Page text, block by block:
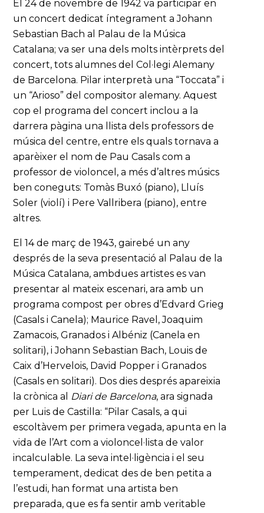
El 24 de novembre de 1942 va participar en
un concert dedicat íntegrament a Johann
Sebastian Bach al Palau de la Música
Catalana; va ser una dels molts intèrprets del
concert, tots alumnes del Col·legi Alemany
de Barcelona. Pilar interpretà una “Toccata” i
un “Arioso” del compositor alemany. Aquest
cop el programa del concert inclou a la
darrera pàgina una llista dels professors de
música del centre, entre els quals tornava a
aparèixer el nom de Pau Casals com a
professor de violoncel, a més d’altres músics
ben coneguts: Tomàs Buxó (piano), Lluís
Soler (violí) i Pere Vallribera (piano), entre
altres.
El 14 de març de 1943, gairebé un any
després de la seva presentació al Palau de la
Música Catalana, ambdues artistes es van
presentar al mateix escenari, ara amb un
programa compost per obres d’Edvard Grieg
(Casals i Canela); Maurice Ravel, Joaquim
Zamacois, Granados i Albéniz (Canela en
solitari), i Johann Sebastian Bach, Louis de
Caix d’Hervelois, David Popper i Granados
(Casals en solitari). Dos dies després apareixia
la crònica al Diari de Barcelona, ara signada
per Luis de Castilla: “Pilar Casals, a qui
escoltàvem per primera vegada, apunta en la
vida de l’Art com a violoncel·lista de valor
incalculable. La seva intel·ligència i el seu
temperament, dedicat des de ben petita a
l’estudi, han format una artista ben
preparada, que es fa sentir amb veritable